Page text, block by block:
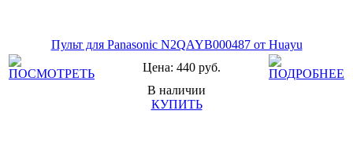
Пульт для Panasonic N2QAYB000487 от Huayu
Цена: 440 руб.
В наличии
КУПИТЬ